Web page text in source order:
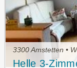
3300 Amstetten •
Helle 3-